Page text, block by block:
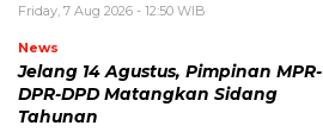
Friday, 7 Aug 2026 - 12:50 WIB
News
Jelang 14 Agustus, Pimpinan MPR-
DPR-DPD Matangkan Sidang
Tahunan